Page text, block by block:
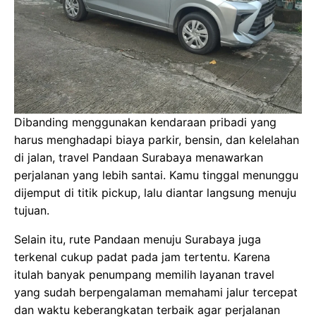
Dibanding menggunakan kendaraan pribadi yang
harus menghadapi biaya parkir, bensin, dan kelelahan
di jalan, travel Pandaan Surabaya menawarkan
perjalanan yang lebih santai. Kamu tinggal menunggu
dijemput di titik pickup, lalu diantar langsung menuju
tujuan.
Selain itu, rute Pandaan menuju Surabaya juga
terkenal cukup padat pada jam tertentu. Karena
itulah banyak penumpang memilih layanan travel
yang sudah berpengalaman memahami jalur tercepat
dan waktu keberangkatan terbaik agar perjalanan